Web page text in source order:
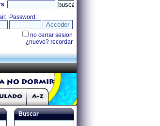
no dormir
A-Z
Buscar